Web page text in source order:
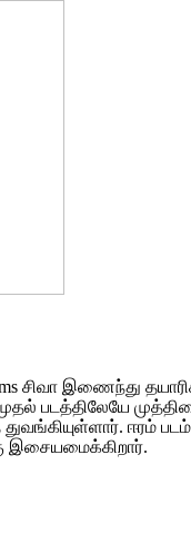
சிவா இணைந்து
முதல் படத்திலேயே
ஈரம்